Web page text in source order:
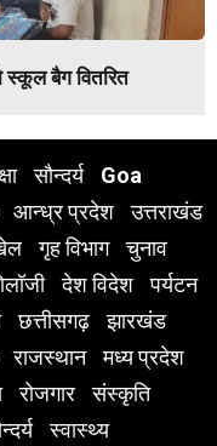
स्कूल बैग वितरित
सौन्दर्य
Goa
आन्ध्र प्रदेश
उत्तराखंड
गृह विभाग
चुनाव
देश विदेश
पर्यटन
छत्तीसगढ़
झारखंड
राजस्थान
मध्य प्रदेश
रोजगार
संस्कृति
स्वास्थ्य